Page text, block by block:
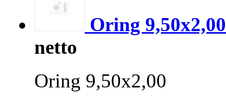
Oring 9,50x2,00
netto
Oring 9,50x2,00